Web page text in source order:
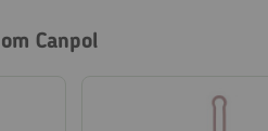
Canpol